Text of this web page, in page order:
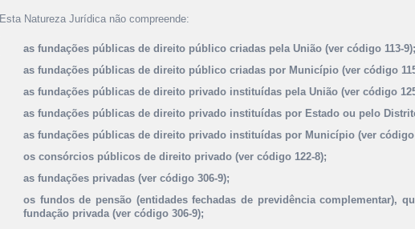
Esta Natureza Jurídica não compreende:
as fundações públicas de direito público criadas pela União (ver código 113-9);
as fundações públicas de direito público criadas por Município (ver código
as fundações públicas de direito privado instituídas pela União (ver código
as fundações públicas de direito privado instituídas por Estado ou pelo
as fundações públicas de direito privado instituídas por Município (ver código
os consórcios públicos de direito privado (ver código 122-8);
as fundações privadas (ver código 306-9);
os fundos de pensão (entidades fechadas de previdência complementar),
fundação privada (ver código 306-9);